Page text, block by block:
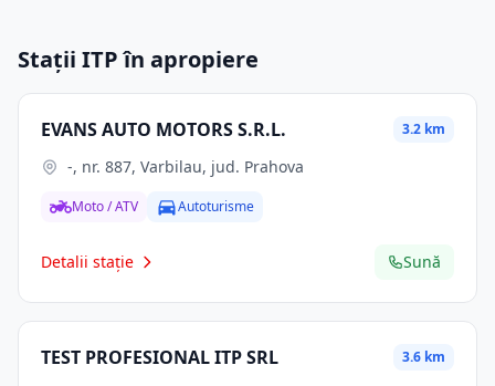
Stații ITP în apropiere
EVANS AUTO MOTORS S.R.L. 3.2 km
-, nr. 887, Varbilau, jud. Prahova
Moto / ATV Autoturisme
Detalii stație Sună
TEST PROFESIONAL ITP SRL 3.6 km